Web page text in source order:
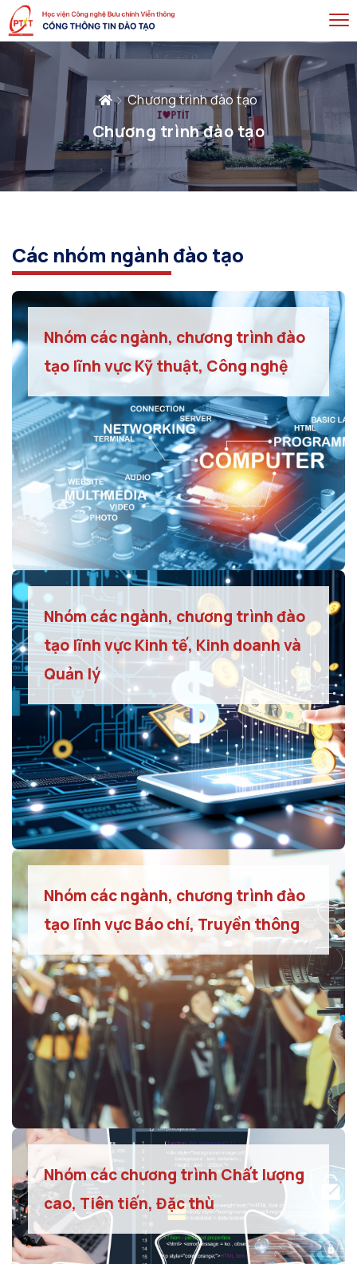
Chương trình đào tạo
Chương trình đào tạo
Các nhóm ngành đào tạo
Nhóm các ngành, chương trình đào
tạo lĩnh vực Kỹ thuật, Công nghệ
Nhóm các ngành, chương trình đào
tạo lĩnh vực Kinh tế, Kinh doanh và
Quản lý
Nhóm các ngành, chương trình đào
tạo lĩnh vực Báo chí, Truyền thông
Nhóm các chương trình Chất lượng
cao, Tiên tiến, Đặc thù